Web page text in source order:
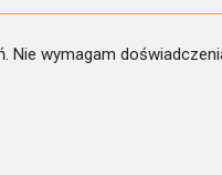
wymagam